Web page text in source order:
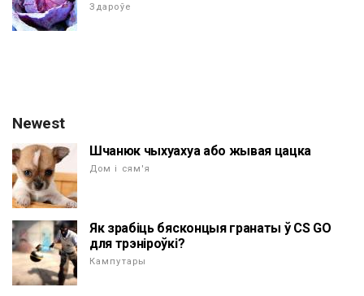
Здароўе
Newest
Шчанюк чыхуахуа або жывая цацка
Дом і сям'я
Як зрабіць бясконцыя гранаты ў CS GO
для трэніроўкі?
Кампутары